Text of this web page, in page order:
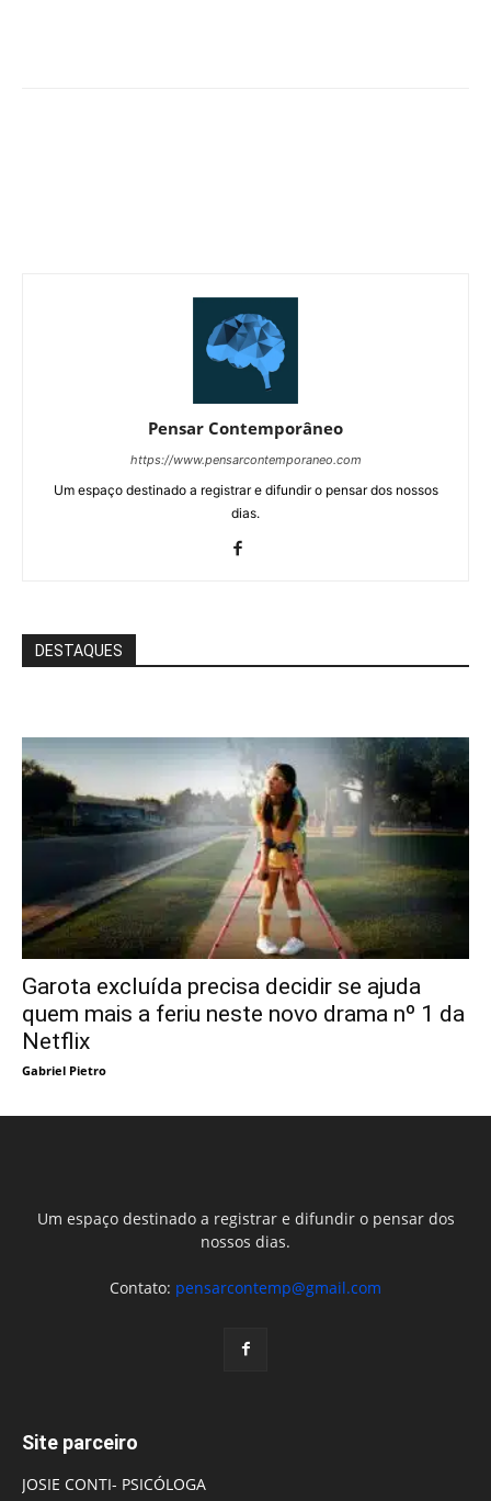
Pensar Contemporâneo
https://www.pensarcontemporaneo.com
Um espaço destinado a registrar e difundir o pensar dos nossos
dias.
DESTAQUES
Garota excluída precisa decidir se ajuda
quem mais a feriu neste novo drama nº 1 da
Netflix
Gabriel Pietro
Um espaço destinado a registrar e difundir o pensar dos
nossos dias.
Contato: pensarcontemp@gmail.com
Site parceiro
JOSIE CONTI- PSICÓLOGA